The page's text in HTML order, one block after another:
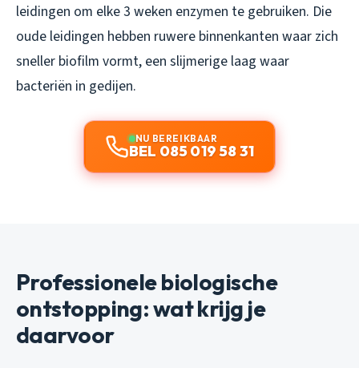
leidingen om elke 3 weken enzymen te gebruiken. Die
oude leidingen hebben ruwere binnenkanten waar zich
sneller biofilm vormt, een slijmerige laag waar
bacteriën in gedijen.
NU BEREIKBAAR
BEL 085 019 58 31
Professionele biologische
ontstopping: wat krijg je
daarvoor